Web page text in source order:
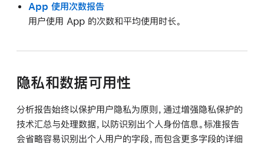
App 使用次数报告
用户使用 App 的次数和平均使用时长。
隐私和数据可用性
分析报告始终以保护用户隐私为原则，通过增强隐私保护的
技术汇总与处理数据，以防识别出个人身份信息。标准报告
会省略容易识别出个人用户的字段，而包含更多字段的详细